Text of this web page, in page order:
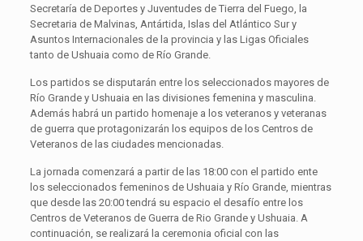
Secretaría de Deportes y Juventudes de Tierra del Fuego, la
Secretaria de Malvinas, Antártida, Islas del Atlántico Sur y
Asuntos Internacionales de la provincia y las Ligas Oficiales
tanto de Ushuaia como de Río Grande.
Los partidos se disputarán entre los seleccionados mayores de
Río Grande y Ushuaia en las divisiones femenina y masculina.
Además habrá un partido homenaje a los veteranos y veteranas
de guerra que protagonizarán los equipos de los Centros de
Veteranos de las ciudades mencionadas.
La jornada comenzará a partir de las 18:00 con el partido ente
los seleccionados femeninos de Ushuaia y Río Grande, mientras
que desde las 20:00 tendrá su espacio el desafío entre los
Centros de Veteranos de Guerra de Rio Grande y Ushuaia. A
continuación, se realizará la ceremonia oficial con las